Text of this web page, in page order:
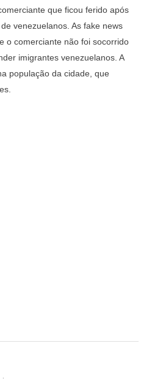
que ficou ferido após
venezuelanos. As fake news
o comerciante não foi socorrido
imigrantes venezuelanos. A
população da cidade, que